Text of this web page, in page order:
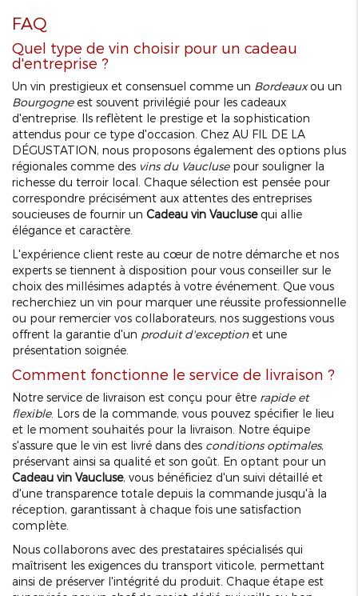
FAQ
Quel type de vin choisir pour un cadeau
d'entreprise ?
Un vin prestigieux et consensuel comme un Bordeauxou un
Bourgogneest souvent privilégié pour les cadeaux
d'entreprise. Ils reflètent le prestige et la sophistication
attendus pour ce type d'occasion. Chez AU FIL DE LA
DÉGUSTATION, nous proposons également des options plus
régionales comme des vins du Vauclusepour souligner la
richesse du terroir local. Chaque sélection est pensée pour
correspondre précisément aux attentes des entreprises
soucieuses de fournir un Cadeau vin Vauclusequi allie
élégance et caractère.
L'expérience client reste au cœur de notre démarche et nos
experts se tiennent à disposition pour vous conseiller sur le
choix des millésimes adaptés à votre événement. Que vous
recherchiez un vin pour marquer une réussite professionnelle
ou pour remercier vos collaborateurs, nos suggestions vous
offrent la garantie d'un produit d'exceptionet une
présentation soignée.
Comment fonctionne le service de livraison ?
Notre service de livraison est conçu pour être rapide et
flexible. Lors de la commande, vous pouvez spécifier le lieu
et le moment souhaités pour la livraison. Notre équipe
s'assure que le vin est livré dans des conditions optimales,
préservant ainsi sa qualité et son goût. En optant pour un
Cadeau vin Vaucluse, vous bénéficiez d'un suivi détaillé et
d'une transparence totale depuis la commande jusqu'à la
réception, garantissant à chaque fois une satisfaction
complète.
Nous collaborons avec des prestataires spécialisés qui
maîtrisent les exigences du transport viticole, permettant
ainsi de préserver l'intégrité du produit. Chaque étape est